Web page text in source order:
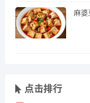
麻婆
点击排行